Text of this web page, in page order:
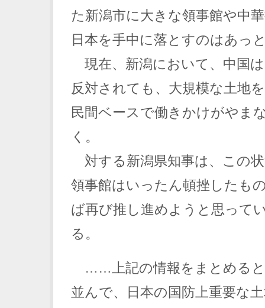
た新潟市に大きな領事館や中
日本を手中に落とすのはあっ
現在、新潟において、中国
反対されても、大規模な土地
民間ベースで働きかけがやま
く。
対する新潟県知事は、この
領事館はいったん頓挫したも
ば再び推し進めようと思って
る。
……上記の情報をまとめると
並んで、日本の国防上重要な